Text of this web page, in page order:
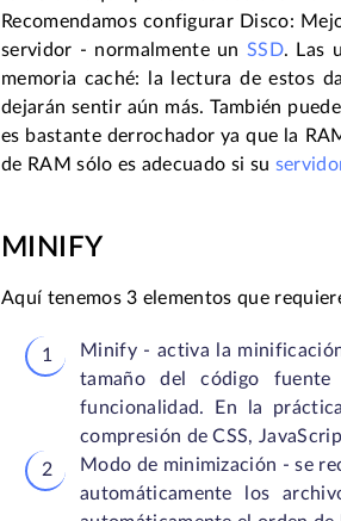
Recomendamos configurar Disco:
servidor - normalmente un SSD. Las
memoria caché: la lectura de estos
dejarán sentir aún más. También
es bastante derrochador ya que la
de RAM sólo es adecuado si su
MINIFY
Aquí tenemos 3 elementos que
Minify - activa la
tamaño del código fuente
funcionalidad. En la
compresión de CSS,
Modo de minimización - se
automáticamente los